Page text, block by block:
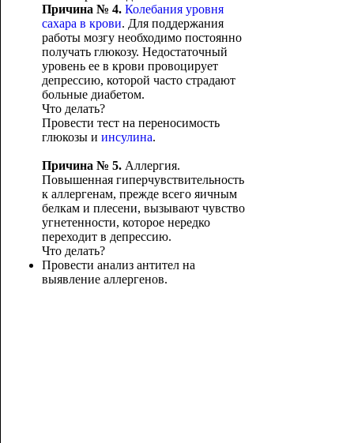
Причина № 4. Колебания уровня
сахара в крови. Для поддержания
работы мозгу необходимо постоянно
получать глюкозу. Недостаточный
уровень ее в крови провоцирует
депрессию, которой часто страдают
больные диабетом.
Что делать?
Провести тест на переносимость
глюкозы и инсулина.
Причина № 5.Аллергия.
Повышенная гиперчувствительность
к аллергенам, прежде всего яичным
белкам и плесени, вызывают чувство
угнетенности, которое нередко
переходит в депрессию.
Что делать?
Провести анализ антител на
выявление аллергенов.